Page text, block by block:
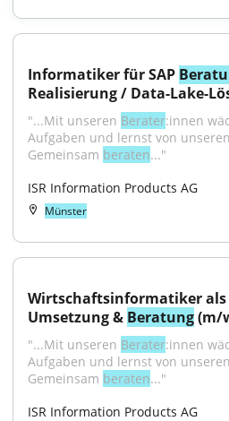
Informatiker für SAP
Realisierung / Data-Lake-
"...Mit unseren Berater:innen
Aufgaben und lernst von
Gemeinsam beraten..."
ISR Information Products AG
Münster
Wirtschaftsinformatiker als
Umsetzung & Beratung (m/
"...Mit unseren Berater:innen
Aufgaben und lernst von
Gemeinsam beraten..."
ISR Information Products AG